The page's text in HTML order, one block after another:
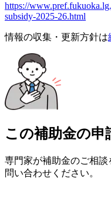
https://
subsidy-2025-26.html
情報の収集・更新方針は
この補助金の
専門家が補助金のご相
問い合わせください。